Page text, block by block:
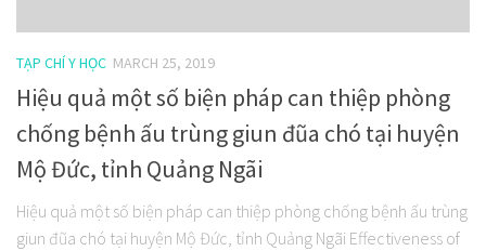
TẠP CHÍ Y HỌC MARCH 25, 2019
Hiệu quả một số biện pháp can thiệp phòng
chống bệnh ấu trùng giun đũa chó tại huyện
Mộ Đức, tỉnh Quảng Ngãi
Hiệu quả một số biện pháp can thiệp phòng chống bệnh ấu trùng
giun đũa chó tại huyện Mộ Đức, tỉnh Quảng Ngãi Effectiveness of